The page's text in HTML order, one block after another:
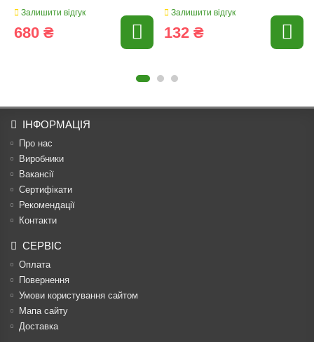
Залишити відгук
680 ₴
Залишити відгук
132 ₴
ІНФОРМАЦІЯ
Про нас
Виробники
Вакансії
Сертифікати
Рекомендації
Контакти
СЕРВІС
Оплата
Повернення
Умови користування сайтом
Мапа сайту
Доставка